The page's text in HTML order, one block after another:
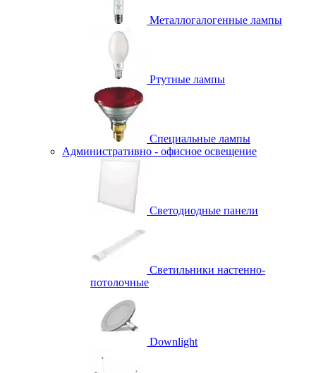
Металлогалогенные лампы
Ртутные лампы
Специальные лампы
Административно - офисное освещение
Светодиодные панели
Светильники настенно-
потолочные
Downlight